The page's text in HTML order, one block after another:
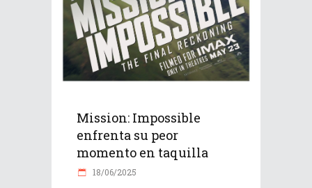
Mission: Impossible
enfrenta su peor
momento en taquilla
18/06/2025